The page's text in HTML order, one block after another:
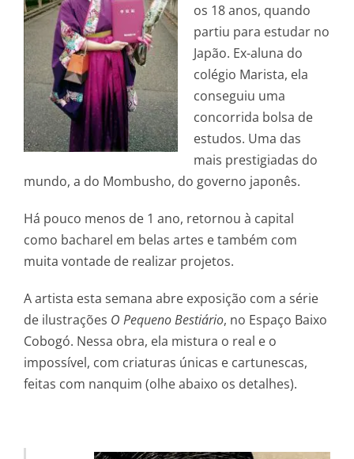
os 18 anos, quando
partiu para estudar no
Japão. Ex-aluna do
colégio Marista, ela
conseguiu uma
concorrida bolsa de
estudos. Uma das
mais prestigiadas do
mundo, a do Mombusho, do governo japonês.
Há pouco menos de 1 ano, retornou à capital
como bacharel em belas artes e também com
muita vontade de realizar projetos.
A artista esta semana abre exposição com a série
de ilustrações O Pequeno Bestiário, no Espaço Baixo
Cobogó. Nessa obra, ela mistura o real e o
impossível, com criaturas únicas e cartunescas,
feitas com nanquim (olhe abaixo os detalhes).